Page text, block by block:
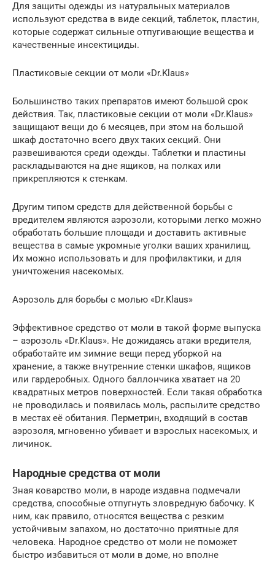
Для защиты одежды из натуральных материалов
используют средства в виде секций, таблеток, пластин,
которые содержат сильные отпугивающие вещества и
качественные инсектициды.
Пластиковые секции от моли «Dr.Klaus»
Большинство таких препаратов имеют большой срок
действия. Так, пластиковые секции от моли «Dr.Klaus»
защищают вещи до 6 месяцев, при этом на большой
шкаф достаточно всего двух таких секций. Они
развешиваются среди одежды. Таблетки и пластины
раскладываются на дне ящиков, на полках или
прикрепляются к стенкам.
Другим типом средств для действенной борьбы с
вредителем являются аэрозоли, которыми легко можно
обработать большие площади и доставить активные
вещества в самые укромные уголки ваших хранилищ.
Их можно использовать и для профилактики, и для
уничтожения насекомых.
Аэрозоль для борьбы с молью «Dr.Klaus»
Эффективное средство от моли в такой форме выпуска
– аэрозоль «Dr.Klaus». Не дожидаясь атаки вредителя,
обработайте им зимние вещи перед уборкой на
хранение, а также внутренние стенки шкафов, ящиков
или гардеробных. Одного баллончика хватает на 20
квадратных метров поверхностей. Если такая обработка
не проводилась и появилась моль, распылите средство
в местах её обитания. Перметрин, входящий в состав
аэрозоля, мгновенно убивает и взрослых насекомых, и
личинок.
Народные средства от моли
Зная коварство моли, в народе издавна подмечали
средства, способные отпугнуть зловредную бабочку. К
ним, как правило, относятся вещества с резким
устойчивым запахом, но достаточно приятные для
человека. Народное средство от моли не поможет
быстро избавиться от моли в доме, но вполне